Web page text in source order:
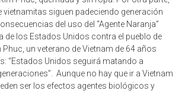
del uso del “Agente Naranja”
los Estados Unidos contra el pueblo de
Phuc, un veterano de Vietnam de 64 años
“Estados Unidos seguirá matando a
Aunque no hay que ir a Vietnam
ser los efectos agentes biológicos y
un conflicto militar. Nuestro vecino